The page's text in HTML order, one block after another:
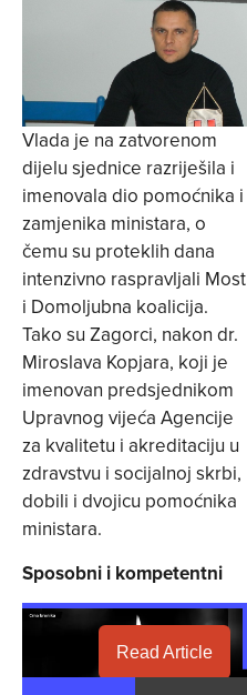
Vlada je na zatvorenom
dijelu sjednice razriješila i
imenovala dio pomoćnika i
zamjenika ministara, o
čemu su proteklih dana
intenzivno raspravljali Most
i Domoljubna koalicija.
Tako su Zagorci, nakon dr.
Miroslava Kopjara, koji je
imenovan predsjednikom
Upravnog vijeća Agencije
za kvalitetu i akreditaciju u
zdravstvu i socijalnoj skrbi,
dobili i dvojicu pomoćnika
ministara.
Sposobni i kompetentni
Read Article